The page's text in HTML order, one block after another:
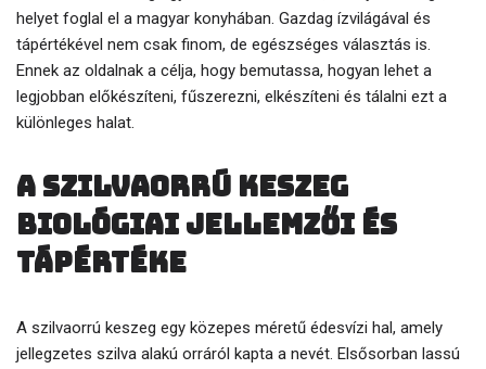
helyet foglal el a magyar konyhában. Gazdag ízvilágával és
tápértékével nem csak finom, de egészséges választás is.
Ennek az oldalnak a célja, hogy bemutassa, hogyan lehet a
legjobban előkészíteni, fűszerezni, elkészíteni és tálalni ezt a
különleges halat.
A Szilvaorrú keszeg
biológiai jellemzői és
tápértéke
A szilvaorrú keszeg egy közepes méretű édesvízi hal, amely
jellegzetes szilva alakú orráról kapta a nevét. Elsősorban lassú